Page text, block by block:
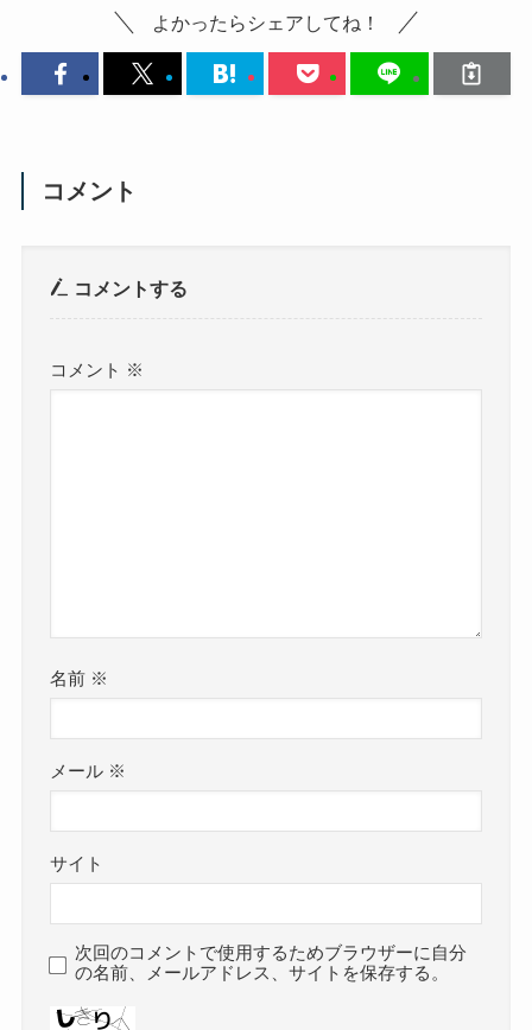
よかったらシェアしてね！
コメント
コメントする
コメント ※
名前 ※
メール ※
サイト
次回のコメントで使用するためブラウザーに自分
の名前、メールアドレス、サイトを保存する。